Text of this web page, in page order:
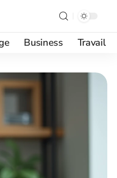
Business Travail